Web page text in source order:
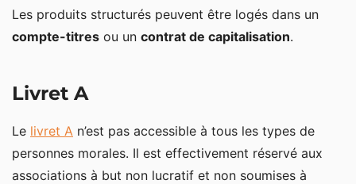
Les produits structurés peuvent être logés dans un
compte-titres ou un contrat de capitalisation.
Livret A
Le livret A n’est pas accessible à tous les types de
personnes morales. Il est effectivement réservé aux
associations à but non lucratif et non soumises à